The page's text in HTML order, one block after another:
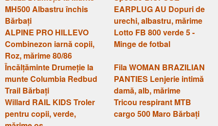
MH500 Albastru închis
Bărbați
EARPLUG AU Dopuri de
urechi, albastru, mărime
ALPINE PRO HILLEVO
Combinezon iarnă copii,
Roz, mărime 80/86
Lotto FB 800 verde 5 -
Minge de fotbal
Încălțăminte Drumeție la
munte Columbia Redbud
Trail Bărbați
Fila WOMAN BRAZILIAN
PANTIES Lenjerie intimă
damă, alb, mărime
Willard RAIL KIDS Troler
pentru copii, verde,
Tricou respirant MTB
cargo 500 Maro Bărbați